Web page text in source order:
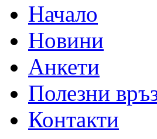
Начало
Новини
Анкети
Полезни
Контакти